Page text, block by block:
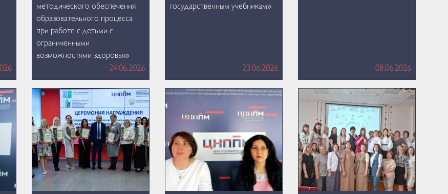
методического обеспечения
образовательного процесса
при работе с детьми с
ограниченными
возможностями здоровья»
24.06.2026
государственным учебникам»
23.06.2026 08.06.2026